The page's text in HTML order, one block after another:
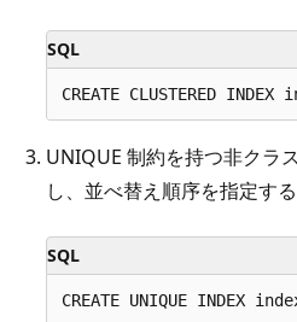
SQL
UNIQUE 制約を持つ非クラ
し、並べ替え順序を指定する
SQL